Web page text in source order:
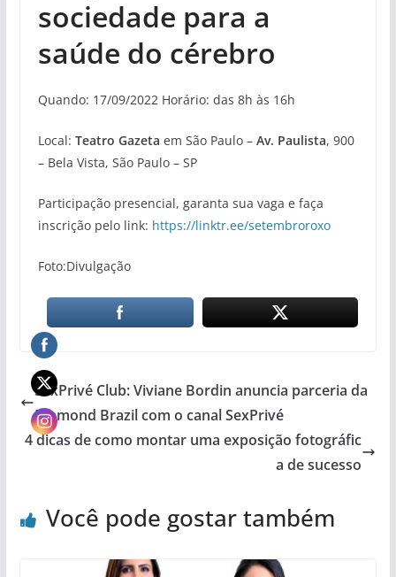
sociedade para a
saúde do cérebro
Quando: 17/09/2022 Horário: das 8h às 16h
Local: Teatro Gazeta em São Paulo – Av. Paulista, 900
– Bela Vista, São Paulo – SP
Participação presencial, garanta sua vaga e faça
inscrição pelo link: https://linktr.ee/setembroroxo
Foto:Divulgação
SexPrivé Club: Viviane Bordin anuncia parceria da
Diamond Brazil com o canal SexPrivé
4 dicas de como montar uma exposição fotográfic
a de sucesso
Você pode gostar também